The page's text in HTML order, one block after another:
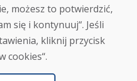
towaru
osobowych
możesz to potwierdzić,
się i kontynuuj“. Jeśli
kliknij przycisk
cookies“.